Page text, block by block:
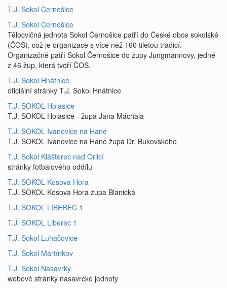
T.J. Sokol Černošice
T.J. Sokol Černošice
Tělocvičná jednota Sokol Černošice patří do České obce sokolské
(ČOS), což je organizace s více než 160 tiletou tradicí.
Organizačně patří Sokol Černošice do župy Jungmannovy, jedné
z 46 žup, která tvoří ČOS.
T.J. Sokol Hnátnice
oficiální stránky T.J. Sokol Hnátnice
T.J. SOKOL Holasice
T.J. SOKOL Holasice - župa Jana Máchala
T.J. SOKOL Ivanovice na Hané
T.J. SOKOL Ivanovice na Hané župa Dr. Bukovského
T.J. Sokol Klášterec nad Orlicí
stránky fotbalového oddílu
T.J. SOKOL Kosova Hora
T.J. SOKOL Kosova Hora župa Blanická
T.J. SOKOL LIBEREC 1
T.J. SOKOL Liberec 1
T.J. Sokol Luhačovice
T.J. Sokol Martínkov
T.J. Sokol Nasavrky
webové stránky nasavrcké jednoty